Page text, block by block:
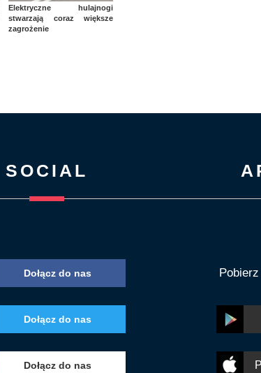
Elektryczne hulajnogi
stwarzają coraz większe
zagrożenie
SOCIAL
Dołącz do nas
Dołącz do nas
Dołącz do nas